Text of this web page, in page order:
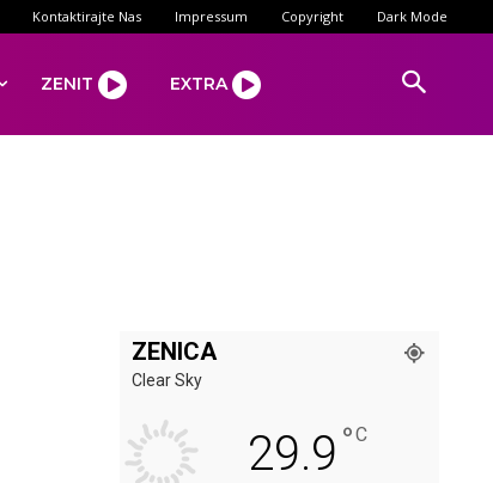
Kontaktirajte Nas Impressum Copyright Dark Mode
ZENIT EXTRA
ZENICA
Clear Sky
29.9 °C